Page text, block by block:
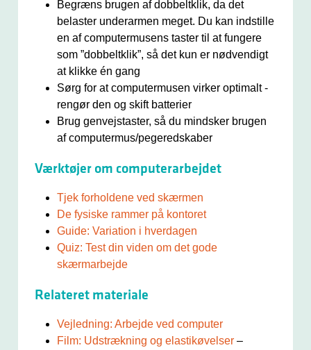
Begræns brugen af dobbeltklik, da det
belaster underarmen meget. Du kan indstille
en af computermusens taster til at fungere
som ”dobbeltklik”, så det kun er nødvendigt
at klikke én gang
Sørg for at computermusen virker optimalt -
rengør den og skift batterier
Brug genvejstaster, så du mindsker brugen
af computermus/pegeredskaber
Værktøjer om computerarbejdet
Tjek forholdene ved skærmen
De fysiske rammer på kontoret
Guide: Variation i hverdagen
Quiz: Test din viden om det gode
skærmarbejde
Relateret materiale
Vejledning: Arbejde ved computer
Film: Udstrækning og elastikøvelser –